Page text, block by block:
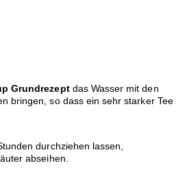
Grundrezept das Wasser mit den
bringen, so dass ein sehr starker Tee
durchziehen lassen,
abseihen.